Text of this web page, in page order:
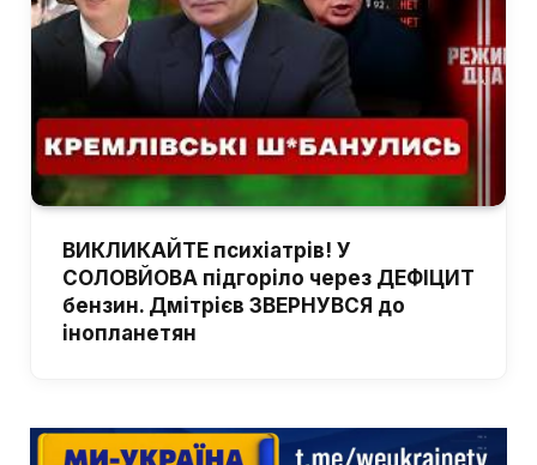
ВИКЛИКАЙТЕ психіатрів! У
СОЛОВЙОВА підгоріло через ДЕФІЦИТ
бензин. Дмітрієв ЗВЕРНУВСЯ до
інопланетян